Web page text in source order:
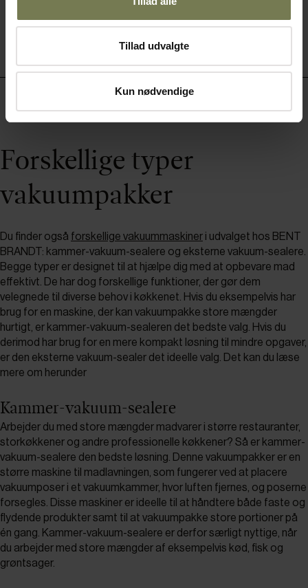
Tillad udvalgte
Kun nødvendige
Forskellige typer
vakuumpakker
Du finder også forskellige vakuummaskiner i udvalget hos BENT
BRANDT: kammer-vakuum-sealere og eksterne vakuum-sealere.
Begge typer er designet til at hjælpe dig med at opbevare mad
effektivt. De har dog forskellige funktioner, der gør dem
velegnede til diverse behov i køkkenet. Hvis du eksempelvis har
brug for en maskine, der kan vakuumpakke store mængder
hurtigt, er kammer-vakuum-sealeren det bedste valg. Hvis du
derimod har brug for en mere kompakt løsning til mindre opgaver,
er den eksterne vakuum-sealer det ideelle valg. Det kan du læse
mere om herunder
Kammer-vakuum-sealere
Arbejder du med store mængder madvarer i større restauranter,
storkøkkener og andre professionelle køkkener? Så er kammer-
vakuum-sealere den bedste løsning. Denne vakuumpakker er en
større maskine til madlavningen, som fungerer ved at placere
vakuumposer i et vakuumkammer, hvor luften fjernes, og poserne
forsegles. Disse maskiner er ideelle til at håndtere både faste og
flydende produkter samt til at vakuumpakke store portioner på
én gang. Kammer-vakuum-sealere er derfor særligt nyttige, når
du arbejder med store mængder af eksempelvis kød, fisk og
grøntsager.